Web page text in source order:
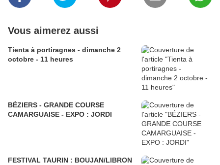
Vous aimerez aussi
Tienta à portiragnes - dimanche 2
octobre - 11 heures
BÉZIERS - GRANDE COURSE
CAMARGUAISE - EXPO : JORDI
FESTIVAL TAURIN : BOUJAN/LIBRON